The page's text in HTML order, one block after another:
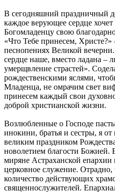
В сегодняшний праздничный
каждое верующее сердце
Богомладенцу свою
«Что Тебе принесем,
песнопениях Великой
сердце наше, вместо ладана –
умерщвление страстей».
рождественскими яслями,
Младенца, не омрачим свет
принесем каждый свои
доброй христианской жизни.
Возлюбленные о Господе
инокини, братья и сестры, я от
великим праздником
новолетием благости Божией.
миряне Астраханской
церковное служение. Отрадно,
количество действующих
священнослужителей.